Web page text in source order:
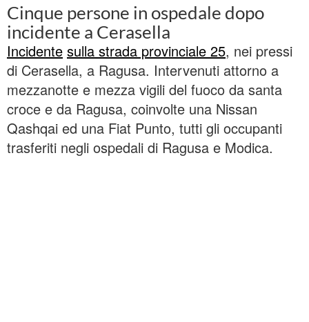
Cinque persone in ospedale dopo
incidente a Cerasella
Incidente sulla strada provinciale 25, nei pressi
di Cerasella, a Ragusa. Intervenuti attorno a
mezzanotte e mezza vigili del fuoco da santa
croce e da Ragusa, coinvolte una Nissan
Qashqai ed una Fiat Punto, tutti gli occupanti
trasferiti negli ospedali di Ragusa e Modica.